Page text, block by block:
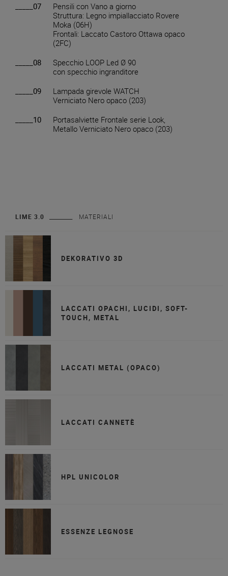
_____07
Pensili con Vano a giorno
Struttura: Legno impiallacciato Rovere
Moka (06H)
Frontali: Laccato Castoro Ottawa opaco
(2FC)
_____08
Specchio LOOP Led Ø 90
con specchio ingranditore
_____09
Lampada girevole WATCH
Verniciato Nero opaco (203)
_____10
Portasalviette Frontale serie Look,
Metallo Verniciato Nero opaco (203)
LIME 3.0 MATERIALI
DEKORATIVO 3D
LACCATI OPACHI, LUCIDI, SOFT-
TOUCH, METAL
LACCATI METAL (OPACO)
LACCATI CANNETÈ
HPL UNICOLOR
ESSENZE LEGNOSE